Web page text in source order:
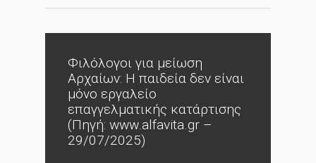
Φιλόλογοι για μείωση
Αρχαίων: Η παιδεία δεν είναι
μόνο εργαλείο
επαγγελματικής κατάρτισης
(Πηγή: www.alfavita.gr –
29/07/2025)